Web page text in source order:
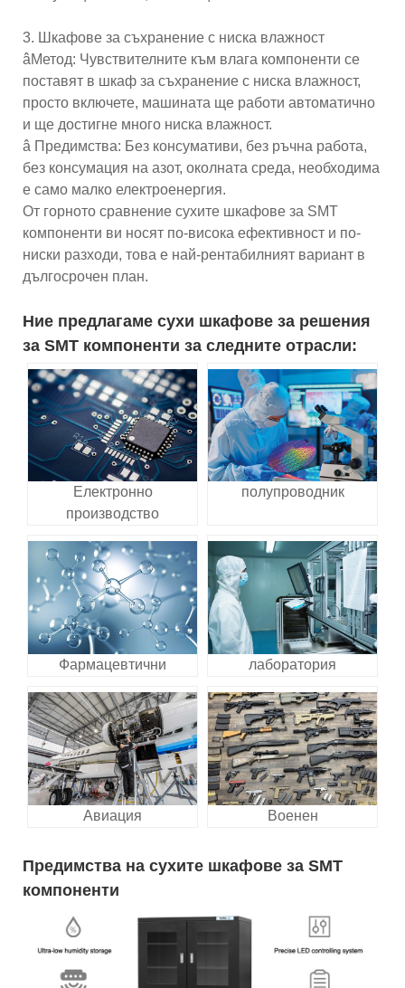
3. Шкафове за съхранение с ниска влажност
âМетод: Чувствителните към влага компоненти се
поставят в шкаф за съхранение с ниска влажност,
просто включете, машината ще работи автоматично
и ще достигне много ниска влажност.
â Предимства: Без консумативи, без ръчна работа,
без консумация на азот, околната среда, необходима
е само малко електроенергия.
От горното сравнение сухите шкафове за SMT
компоненти ви носят по-висока ефективност и по-
ниски разходи, това е най-рентабилният вариант в
дългосрочен план.
Ние предлагаме сухи шкафове за решения
за SMT компоненти за следните отрасли:
Електронно
производство
полупроводник
Фармацевтични лаборатория
Авиация Военен
Предимства на сухите шкафове за SMT
компоненти